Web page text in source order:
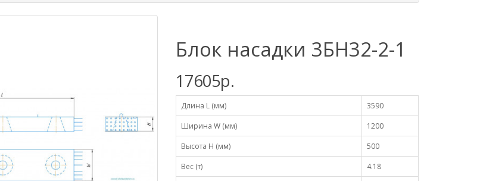
Блок насадки 3БН32-2-1
17605р.
Длина L (мм)
3590
Ширина W (мм)
1200
Высота H (мм)
500
Вес (т)
4.18